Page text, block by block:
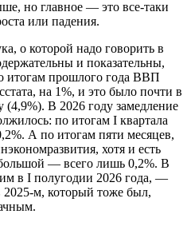
но главное — это все-таки
или падения.
о которой надо говорить в
и показательны,
итогам прошлого года ВВП
на 1%, и это было почти в
(4,9%). В 2026 году замедление
по итогам I квартала
А по итогам пяти месяцев,
хотя и есть
— всего лишь 0,2%. В
в I полугодии 2026 года, —
2025-м, который тоже был,